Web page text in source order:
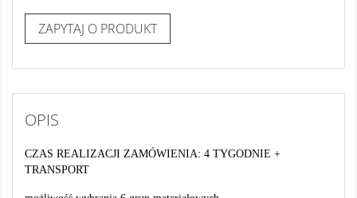
OPIS
CZAS REALIZACJI ZAMÓWIENIA: 4 TYGODNIE +
TRANSPORT
ZAPYTAJ O PRODUKT